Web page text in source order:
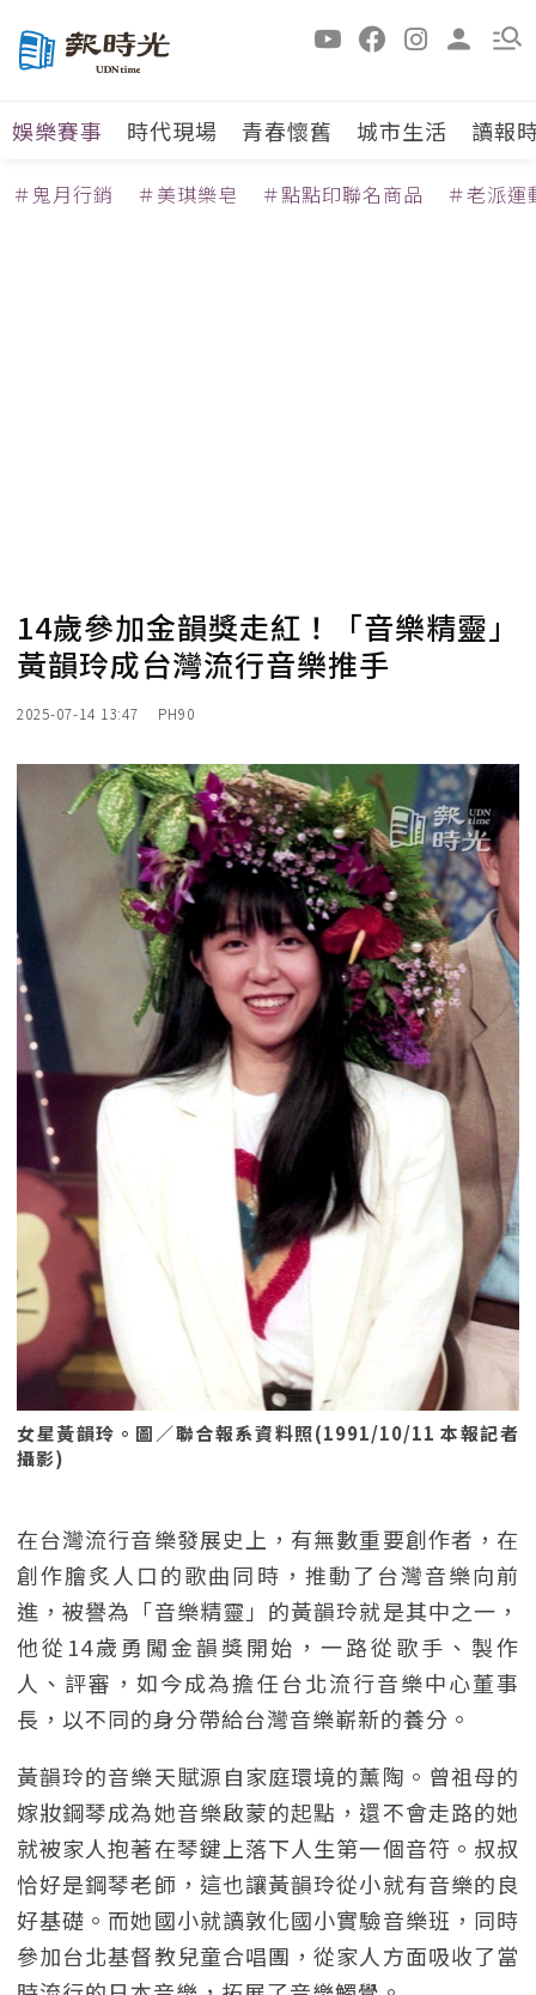
娛樂賽事 時代現場 青春懷舊 城市生活 讀報
＃鬼月行銷 ＃美琪樂皂 ＃點點印聯名商品 ＃老派運
14歲參加金韻獎走紅！「音樂精靈」
黃韻玲成台灣流行音樂推手
2025-07-14 13:47 PH90
女星黃韻玲。圖／聯合報系資料照(1991/10/11 本報記者
攝影)
在台灣流行音樂發展史上，有無數重要創作者，在
創作膾炙人口的歌曲同時，推動了台灣音樂向前
進，被譽為「音樂精靈」的黃韻玲就是其中之一，
他從14歲勇闖金韻獎開始，一路從歌手、製作
人、評審，如今成為擔任台北流行音樂中心董事
長，以不同的身分帶給台灣音樂嶄新的養分。
黃韻玲的音樂天賦源自家庭環境的薰陶。曾祖母的
嫁妝鋼琴成為她音樂啟蒙的起點，還不會走路的她
就被家人抱著在琴鍵上落下人生第一個音符。叔叔
恰好是鋼琴老師，這也讓黃韻玲從小就有音樂的良
好基礎。而她國小就讀敦化國小實驗音樂班，同時
參加台北基督教兒童合唱團，從家人方面吸收了當